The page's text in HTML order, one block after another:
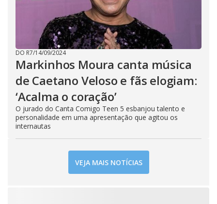
DO R7/14/09/2024
Markinhos Moura canta música
de Caetano Veloso e fãs elogiam:
‘Acalma o coração’
O jurado do Canta Comigo Teen 5 esbanjou talento e
personalidade em uma apresentação que agitou os
internautas
VEJA MAIS NOTÍCIAS